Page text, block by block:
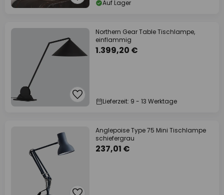
Auf Lager
Northern Gear Table Tischlampe,
einflammig
1.399,20 €
Lieferzeit: 9 - 13 Werktage
Anglepoise Type 75 Mini Tischlampe
schiefergrau
237,01 €